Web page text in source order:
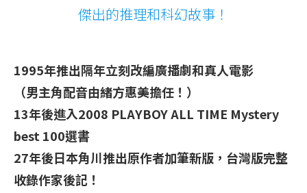
傑出的推理和科幻故事！
1995年推出隔年立刻改編廣播劇和真人電影
（男主角配音由緒方惠美擔任！）
13年後進入2008 PLAYBOY ALL TIME Mystery
best 100選書
27年後日本角川推出原作者加筆新版，台灣版完整
收錄作家後記！